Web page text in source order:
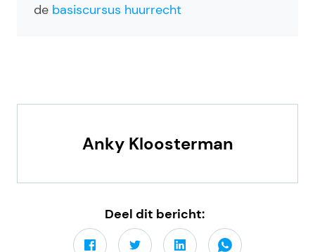
de basiscursus huurrecht
Anky Kloosterman
Deel dit bericht: